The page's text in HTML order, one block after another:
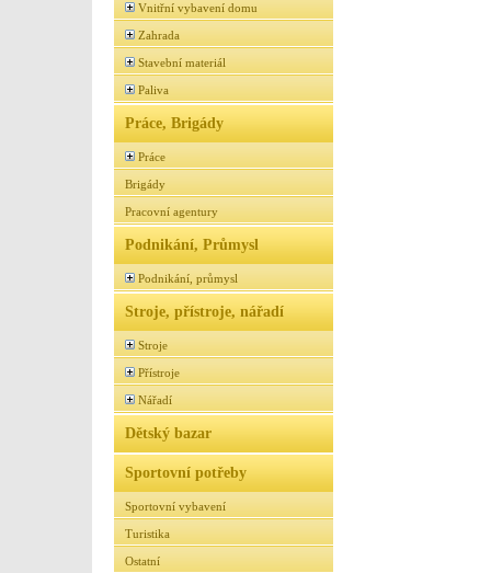
Vnitřní vybavení domu
Zahrada
Stavební materiál
Paliva
Práce, Brigády
Práce
Brigády
Pracovní agentury
Podnikání, Průmysl
Podnikání, průmysl
Stroje, přístroje, nářadí
Stroje
Přístroje
Nářadí
Dětský bazar
Sportovní potřeby
Sportovní vybavení
Turistika
Ostatní